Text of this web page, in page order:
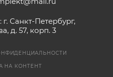
Санкт-Петербург,
д. 57, корп. 3
НА КОНТЕНТ